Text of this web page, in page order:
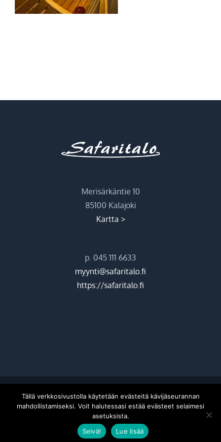
Merisärkäntie 10
85100 Kalajoki
Kartta >
p. 045 111 6633
myynti@safaritalo.fi
https://safaritalo.fi
©2026 Hiekkasärkkien ohjelmapalvelut Oy |Donetti
FacebookInstagram
Tällä verkkosivustolla käytetään evästeitä kävijäseurannan
mahdollistamiseksi. Voit halutessasi estää evästeet selaimesi
asetuksista.
Selvä!
Lue lisää